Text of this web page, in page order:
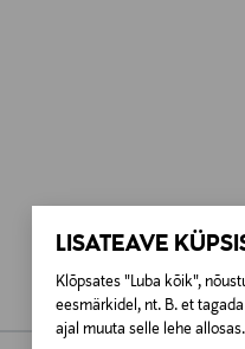
LISATEAVE
Klõpsates "Luba kõik",
eesmärkidel, nt. B. et
ajal muuta selle lehe allosas.